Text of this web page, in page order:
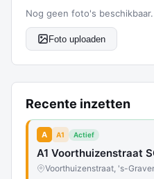
Nog geen foto's beschikbaar.
Foto uploaden
Recente inzetten
A A1 Actief
A1 Voorthuizenstraat
Voorthuizenstraat, 's-